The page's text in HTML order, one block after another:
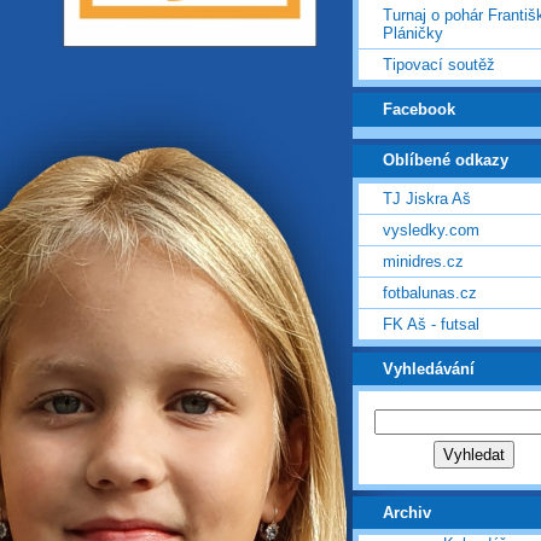
Turnaj o pohár
Pláničky
Tipovací soutěž
Facebook
Oblíbené odkazy
TJ Jiskra Aš
vysledky.com
minidres.cz
fotbalunas.cz
FK Aš - futsal
Vyhledávání
Archiv